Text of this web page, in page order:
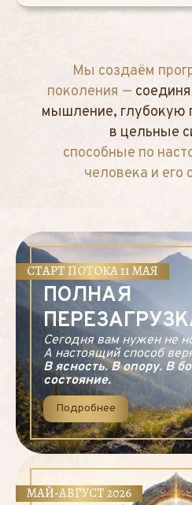
Мы создаём
поколения —
мышление, глубокую
в цельные
способные по
человека и его
СТАРТ ПОТОКА 11 МАЯ
ПОЛНАЯ
Сегодня вам нужен не
А настоящий способ
В ясность. В опору. В
состояние.
Подробнее
МАЙ-АВГУСТ 2026